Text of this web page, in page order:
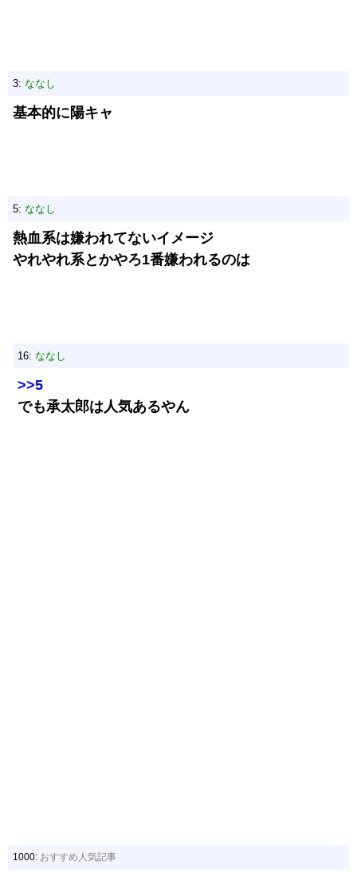
3: ななし
基本的に陽キャ
5: ななし
熱血系は嫌われてないイメージ
やれやれ系とかやろ1番嫌われるのは
16: ななし
>>5
でも承太郎は人気あるやん
1000: おすすめ人気記事